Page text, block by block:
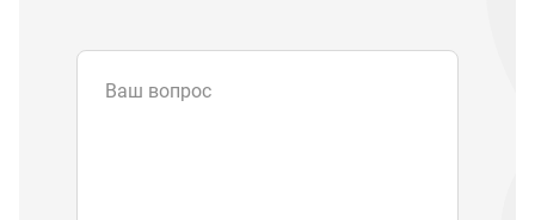
Ваш вопрос